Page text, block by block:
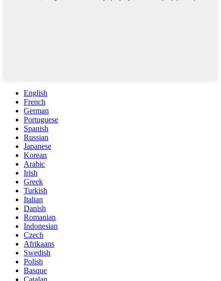
English
French
German
Portuguese
Spanish
Russian
Japanese
Korean
Arabic
Irish
Greek
Turkish
Italian
Danish
Romanian
Indonesian
Czech
Afrikaans
Swedish
Polish
Basque
Catalan